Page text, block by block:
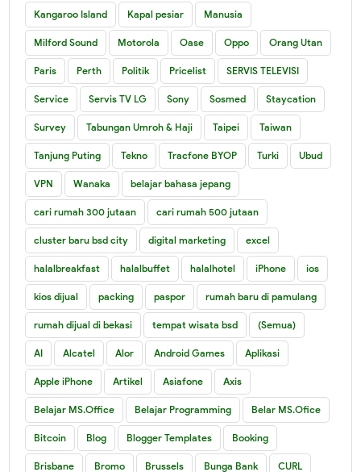
Kangaroo Island Kapal pesiar Manusia
Milford Sound Motorola Oase Oppo Orang Utan
Paris Perth Politik Pricelist SERVIS TELEVISI
Service Servis TV LG Sony Sosmed Staycation
Survey Tabungan Umroh & Haji Taipei Taiwan
Tanjung Puting Tekno Tracfone BYOP Turki Ubud
VPN Wanaka belajar bahasa jepang
cari rumah 300 jutaan cari rumah 500 jutaan
cluster baru bsd city digital marketing excel
halalbreakfast halalbuffet halalhotel iPhone ios
kios dijual packing paspor rumah baru di pamulang
rumah dijual di bekasi tempat wisata bsd (Semua)
AI Alcatel Alor Android Games Aplikasi
Apple iPhone Artikel Asiafone Axis
Belajar MS.Office Belajar Programming Belar MS.Ofice
Bitcoin Blog Blogger Templates Booking
Brisbane Bromo Brussels Bunga Bank CURL